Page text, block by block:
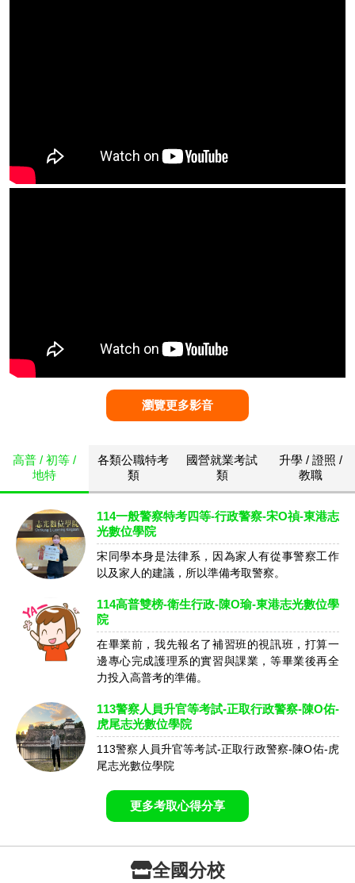
瀏覽更多影音
高普 / 初等 /
地特
各類公職特考
類
國營就業考試
類
升學 / 證照 /
教職
114一般警察特考四等-行政警察-宋O禎-東港志
光數位學院
宋同學本身是法律系，因為家人有從事警察工作
以及家人的建議，所以準備考取警察。
114高普雙榜-衛生行政-陳O瑜-東港志光數位學
院
在畢業前，我先報名了補習班的視訊班，打算一
邊專心完成護理系的實習與課業，等畢業後再全
力投入高普考的準備。
113警察人員升官等考試-正取行政警察-陳O佑-
虎尾志光數位學院
113警察人員升官等考試-正取行政警察-陳O佑-虎
尾志光數位學院
更多考取心得分享
全國分校